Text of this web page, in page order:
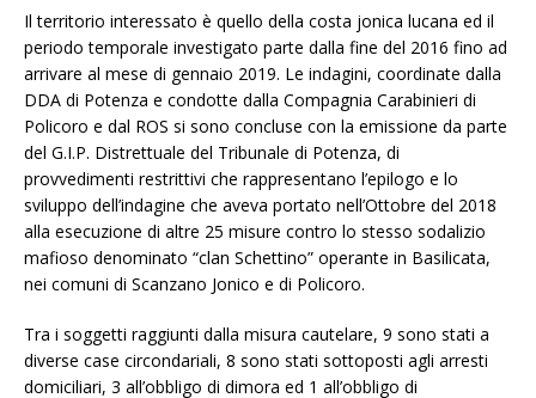
Il territorio interessato è quello della costa jonica lucana ed il
periodo temporale investigato parte dalla fine del 2016 fino ad
arrivare al mese di gennaio 2019. Le indagini, coordinate dalla
DDA di Potenza e condotte dalla Compagnia Carabinieri di
Policoro e dal ROS si sono concluse con la emissione da parte
del G.I.P. Distrettuale del Tribunale di Potenza, di
provvedimenti restrittivi che rappresentano l’epilogo e lo
sviluppo dell’indagine che aveva portato nell’Ottobre del 2018
alla esecuzione di altre 25 misure contro lo stesso sodalizio
mafioso denominato “clan Schettino” operante in Basilicata,
nei comuni di Scanzano Jonico e di Policoro.
Tra i soggetti raggiunti dalla misura cautelare, 9 sono stati a
diverse case circondariali, 8 sono stati sottoposti agli arresti
domiciliari, 3 all’obbligo di dimora ed 1 all’obbligo di